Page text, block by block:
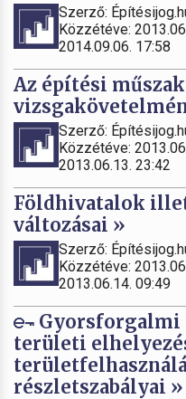
Szerző:
Közzétéve:
2014.09.06. 17:58
Az építési
Szerző:
Közzétéve:
2013.06.13. 23:42
Földhivatalok
változásai »
Szerző:
Közzétéve:
2013.06.14. 09:49
Gyorsforgalmi
területi
részletszabályai »